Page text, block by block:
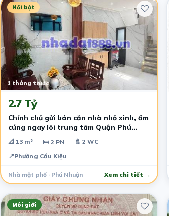
Nổi bật
1 tháng trước
2.7 Tỷ
​Chính chủ gửi bán căn nhà nhỏ xinh, ấm
cúng ngay lõi trung tâm Quận Phú
Nhuận
📐 13 m² 🛏 2 PN
🚿 2 WC
📍Phường Cầu Kiệu
Nhà mặt phố · Phú Nhuận Xem chi tiết →
Môi giới